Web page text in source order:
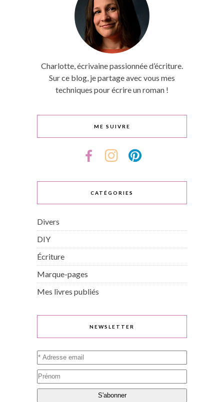
Charlotte, écrivaine passionnée d’écriture.
Sur ce blog, je partage avec vous mes
techniques pour écrire un roman !
ME SUIVRE
CATÉGORIES
Divers
DIY
Écriture
Marque-pages
Mes livres publiés
NEWSLETTER